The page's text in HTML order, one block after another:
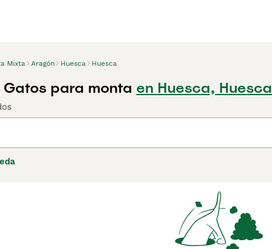
Mixta Aragón Huesca Huesca
Gatos para monta en Huesca, Huesca